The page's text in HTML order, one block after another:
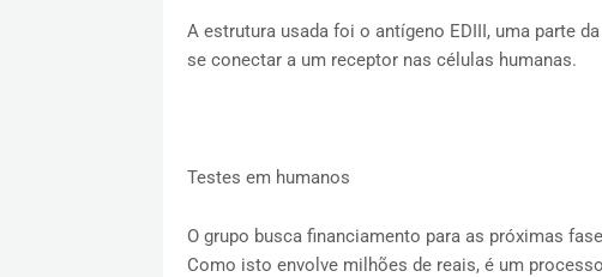
A estrutura usada foi o antígeno EDIII, uma parte
se conectar a um receptor nas células humanas.
Testes em humanos
O grupo busca financiamento para as próximas
Como isto envolve milhões de reais, é um